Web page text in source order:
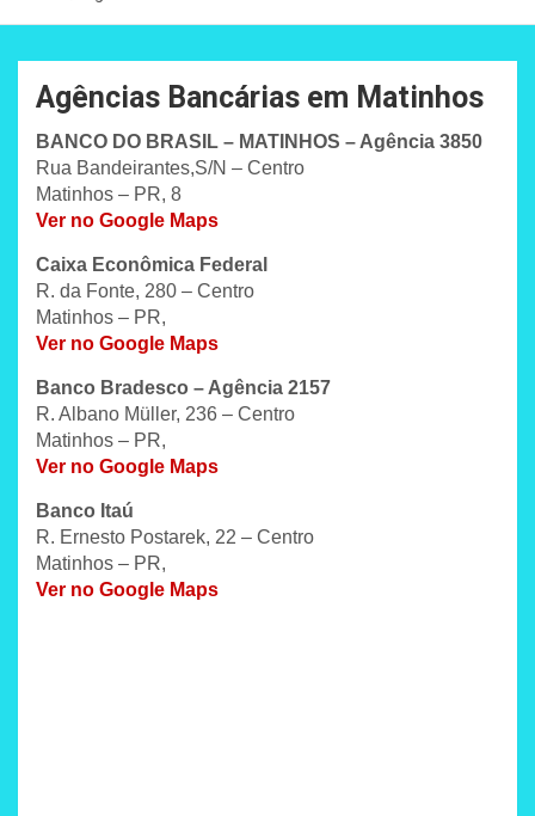
Agências Bancárias em Matinhos
BANCO DO BRASIL – MATINHOS – Agência 3850
Rua Bandeirantes,S/N – Centro
Matinhos – PR, 8
Ver no Google Maps
Caixa Econômica Federal
R. da Fonte, 280 – Centro
Matinhos – PR,
Ver no Google Maps
Banco Bradesco – Agência 2157
R. Albano Müller, 236 – Centro
Matinhos – PR,
Ver no Google Maps
Banco Itaú
R. Ernesto Postarek, 22 – Centro
Matinhos – PR,
Ver no Google Maps